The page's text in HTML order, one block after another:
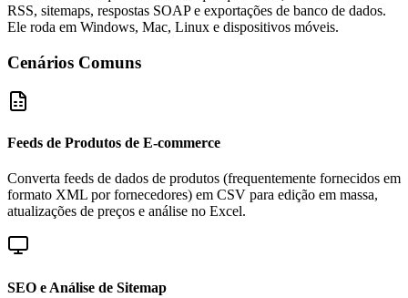
RSS, sitemaps, respostas SOAP e exportações de banco de dados.
Ele roda em Windows, Mac, Linux e dispositivos móveis.
Cenários Comuns
Feeds de Produtos de E-commerce
Converta feeds de dados de produtos (frequentemente fornecidos em
formato XML por fornecedores) em CSV para edição em massa,
atualizações de preços e análise no Excel.
SEO e Análise de Sitemap